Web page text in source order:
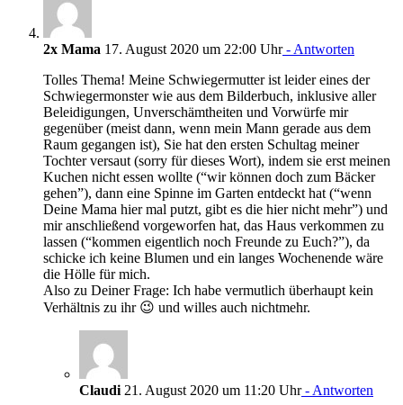
2x Mama 17. August 2020 um 22:00 Uhr- Antworten
Tolles Thema! Meine Schwiegermutter ist leider eines der
Schwiegermonster wie aus dem Bilderbuch, inklusive aller
Beleidigungen, Unverschämtheiten und Vorwürfe mir
gegenüber (meist dann, wenn mein Mann gerade aus dem
Raum gegangen ist), Sie hat den ersten Schultag meiner
Tochter versaut (sorry für dieses Wort), indem sie erst meinen
Kuchen nicht essen wollte (“wir können doch zum Bäcker
gehen”), dann eine Spinne im Garten entdeckt hat (“wenn
Deine Mama hier mal putzt, gibt es die hier nicht mehr”) und
mir anschließend vorgeworfen hat, das Haus verkommen zu
lassen (“kommen eigentlich noch Freunde zu Euch?”), da
schicke ich keine Blumen und ein langes Wochenende wäre
die Hölle für mich.
Also zu Deiner Frage: Ich habe vermutlich überhaupt kein
Verhältnis zu ihr 😉 und willes auch nichtmehr.
Claudi 21. August 2020 um 11:20 Uhr- Antworten